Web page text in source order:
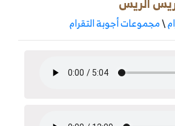
\مجموعات أجوبة التقرام